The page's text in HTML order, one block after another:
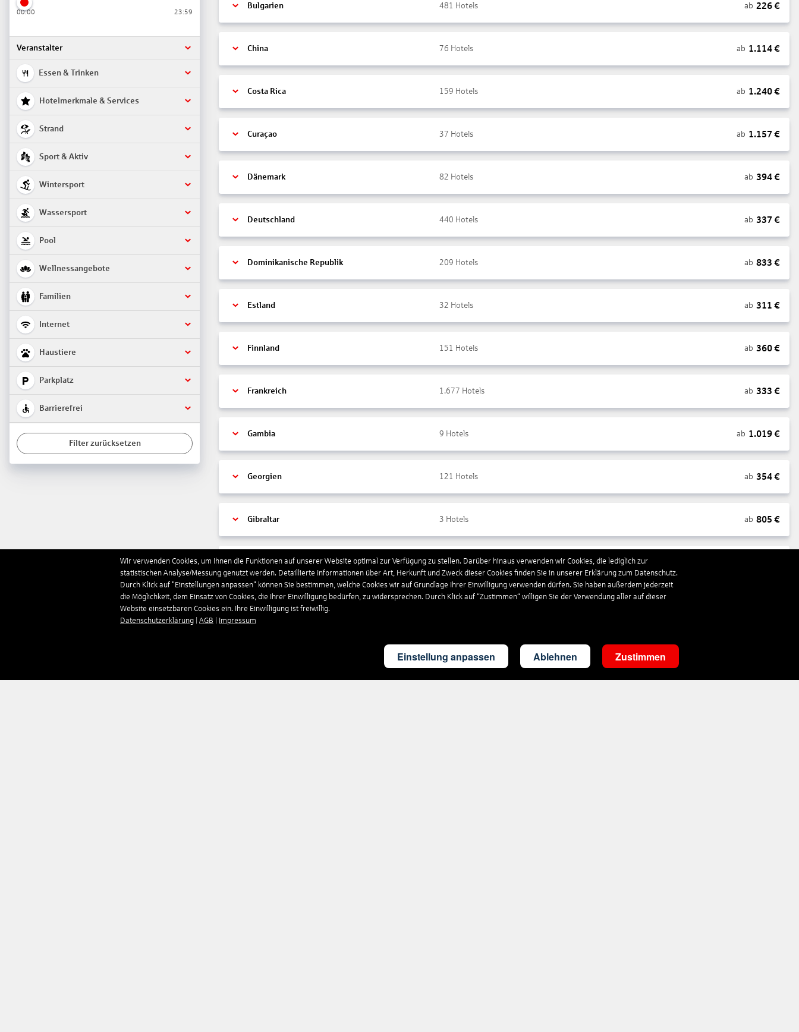
00:00 23:59
Veranstalter
Essen & Trinken
Hotelmerkmale & Services
Strand
Sport & Aktiv
Wintersport
Wassersport
Pool
Wellnessangebote
Familien
Internet
Haustiere
Parkplatz
Barrierefrei
Filter zurücksetzen
Bulgarien 481 Hotels ab 226€
China 76 Hotels ab 1.114€
Costa Rica 159 Hotels ab 1.240€
Curaçao 37 Hotels ab 1.157 €
Dänemark 82 Hotels ab 394€
Deutschland 440 Hotels ab 337 €
Dominikanische Republik 209 Hotels ab 833 €
Estland 32 Hotels ab 311 €
Finnland 151 Hotels ab 360€
Frankreich 1.677 Hotels ab 333 €
Gambia 9 Hotels ab 1.019€
Georgien 121 Hotels ab 354€
Gibraltar 3 Hotels ab 805 €
Grenada 10 Hotels
Griechenland
Wir verwenden Cookies, um Ihnen die Funktionen auf unserer Website optimal zur Verfügung zu stellen. Darüber hinaus verwenden wir Cookies, die lediglich zur
statistischen Analyse/Messung genutzt werden. Detaillierte Informationen über Art, Herkunft und Zweck dieser Cookies finden Sie in unserer Erklärung zum Datenschutz.
Durch Klick auf "Einstellungen anpassen" können Sie bestimmen, welche Cookies wir auf Grundlage Ihrer Einwilligung verwenden dürfen. Sie haben außerdem jederzeit
die Möglichkeit, dem Einsatz von Cookies, die Ihrer Einwilligung bedürfen, zu widersprechen. Durch Klick auf “Zustimmen“ willigen Sie der Verwendung aller auf dieser
Website einsetzbaren Cookies ein. Ihre Einwilligung ist freiwillig.
Datenschutzerklärung
AGB Impressum
Einstellung anpassen Ablehnen Zustimmen